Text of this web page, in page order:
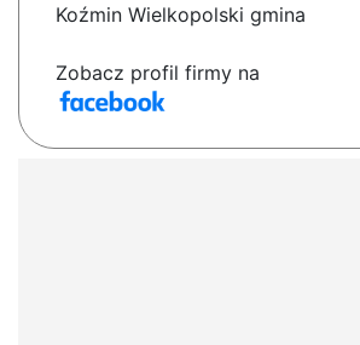
Koźmin Wielkopolski gmina
Zobacz profil firmy na